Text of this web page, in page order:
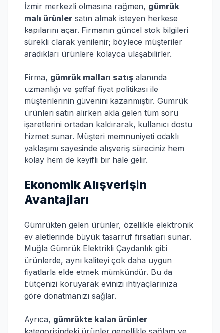
İzmir merkezli olmasına rağmen, gümrük
malı ürünler satın almak isteyen herkese
kapılarını açar. Firmanın güncel stok bilgileri
sürekli olarak yenilenir; böylece müşteriler
aradıkları ürünlere kolayca ulaşabilirler.
Firma, gümrük malları satış alanında
uzmanlığı ve şeffaf fiyat politikası ile
müşterilerinin güvenini kazanmıştır. Gümrük
ürünleri satın alırken akla gelen tüm soru
işaretlerini ortadan kaldırarak, kullanıcı dostu
hizmet sunar. Müşteri memnuniyeti odaklı
yaklaşımı sayesinde alışveriş süreciniz hem
kolay hem de keyifli bir hale gelir.
Ekonomik Alışverişin
Avantajları
Gümrükten gelen ürünler, özellikle elektronik
ev aletlerinde büyük tasarruf fırsatları sunar.
Muğla Gümrük Elektrikli Çaydanlık gibi
ürünlerde, aynı kaliteyi çok daha uygun
fiyatlarla elde etmek mümkündür. Bu da
bütçenizi koruyarak evinizi ihtiyaçlarınıza
göre donatmanızı sağlar.
Ayrıca, gümrükte kalan ürünler
kategorisindeki ürünler genellikle sağlam ve